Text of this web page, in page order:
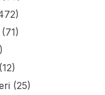
(71)
(12)
(25)